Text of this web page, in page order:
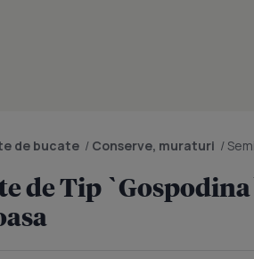
de bucate / Conserve, muraturi /
de Tip